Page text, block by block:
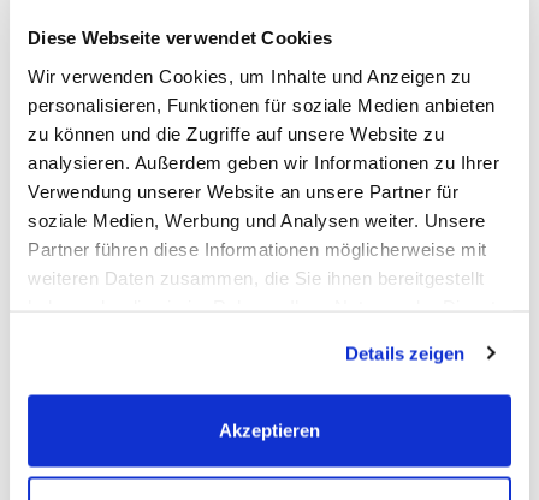
Diese Webseite verwendet Cookies
Wir verwenden Cookies, um Inhalte und Anzeigen zu
personalisieren, Funktionen für soziale Medien anbieten
zu können und die Zugriffe auf unsere Website zu
analysieren. Außerdem geben wir Informationen zu Ihrer
Verwendung unserer Website an unsere Partner für
soziale Medien, Werbung und Analysen weiter. Unsere
Partner führen diese Informationen möglicherweise mit
weiteren Daten zusammen, die Sie ihnen bereitgestellt
Cookies, wenn Sie unsere Webseite weiterhin nutzen.
Details zeigen
Akzeptieren
FAQ
Bereich beantworten wir die gängigsten Fragen